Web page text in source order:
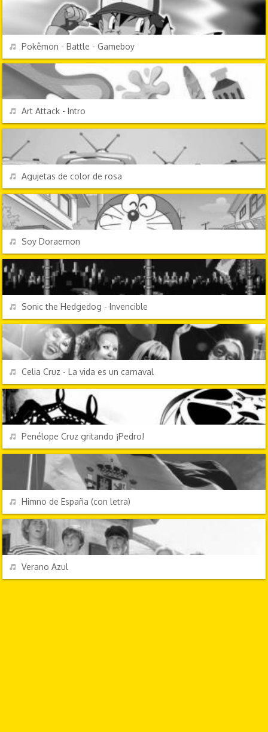
REPRODUCIR
Pokêmon - Battle - Gameboy
REPRODUCIR
Art Attack - Intro
REPRODUCIR
Agujetas de color de rosa
REPRODUCIR
Soy Doraemon
REPRODUCIR
Sonic the Hedgedog - Invencible
REPRODUCIR
Celia Cruz - La vida es un carnaval
REPRODUCIR
Penélope Cruz gritando ¡Pedro!
REPRODUCIR
Himno de España (con letra)
REPRODUCIR
Verano Azul